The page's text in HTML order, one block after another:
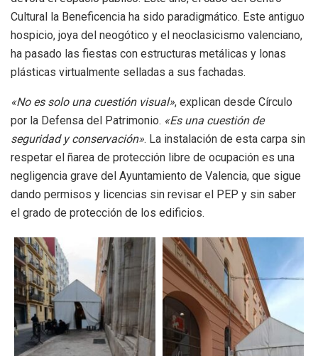
Cultural la Beneficencia ha sido paradigmático. Este antiguo
hospicio, joya del neogótico y el neoclasicismo valenciano,
ha pasado las fiestas con estructuras metálicas y lonas
plásticas virtualmente selladas a sus fachadas.
«No es solo una cuestión visual», explican desde Círculo
por la Defensa del Patrimonio. «Es una cuestión de
seguridad y conservación». La instalación de esta carpa sin
respetar el ñarea de protección libre de ocupación es una
negligencia grave del Ayuntamiento de Valencia, que sigue
dando permisos y licencias sin revisar el PEP y sin saber
el grado de protección de los edificios.